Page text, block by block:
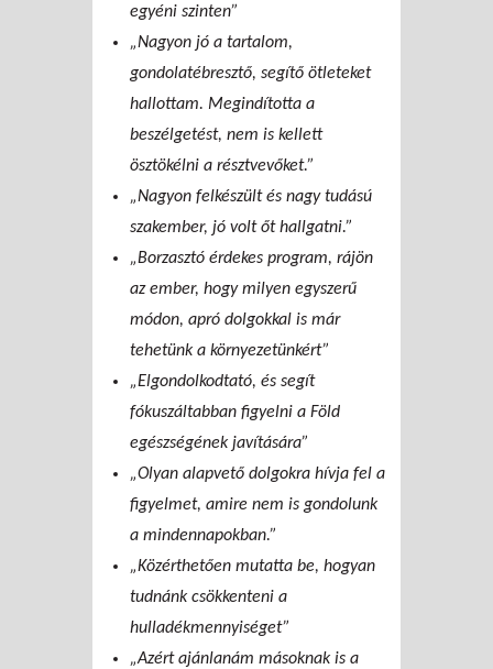
egyéni szinten”
„Nagyon jó a tartalom,
gondolatébresztő, segítő ötleteket
hallottam. Megindította a
beszélgetést, nem is kellett
ösztökélni a résztvevőket.”
„Nagyon felkészült és nagy tudású
szakember, jó volt őt hallgatni.”
„Borzasztó érdekes program, rájön
az ember, hogy milyen egyszerű
módon, apró dolgokkal is már
tehetünk a környezetünkért”
„Elgondolkodtató, és segít
fókuszáltabban figyelni a Föld
egészségének javítására”
„Olyan alapvető dolgokra hívja fel a
figyelmet, amire nem is gondolunk
a mindennapokban.”
„Közérthetően mutatta be, hogyan
tudnánk csökkenteni a
hulladékmennyiséget”
„Azért ajánlanám másoknak is a